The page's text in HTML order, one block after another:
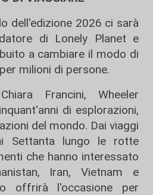
dell'edizione 2026 ci sarà
di Lonely Planet e
a cambiare il modo di
milioni di persone.
Francini, Wheeler
di esplorazioni,
del mondo. Dai viaggi
Settanta lungo le rotte
che hanno interessato
Iran, Vietnam e
offrirà l'occasione per